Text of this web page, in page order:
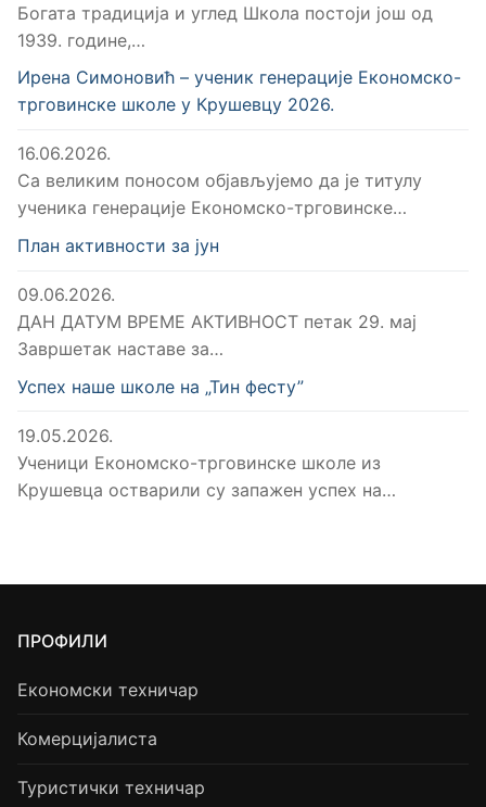
Богата традиција и углед Школа постоји још од
1939. године,…
Ирена Симоновић – ученик генерације Економско-
трговинске школе у Крушевцу 2026.
16.06.2026.
Са великим поносом објављујемо да је титулу
ученика генерације Економско-трговинске…
План активности за јун
09.06.2026.
ДАН ДАТУМ ВРЕМЕ АКТИВНОСТ петак 29. мај
Завршетак наставе за…
Успех наше школе на „Тин фесту”
19.05.2026.
Ученици Економско-трговинске школе из
Крушевца остварили су запажен успех на…
ПРОФИЛИ
Економски техничар
Комерцијалиста
Туристички техничар